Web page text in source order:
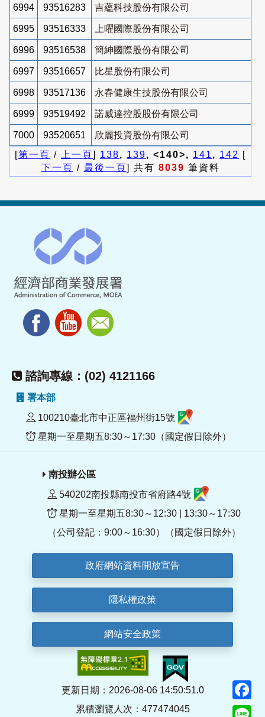
6994 93516283 吉蘊科技股份有限公司
6995 93516333 上曜國際股份有限公司
6996 93516538 簡紳國際股份有限公司
6997 93516657 比星股份有限公司
6998 93517136 永春健康生技股份有限公司
6999 93519492 諾威達控股股份有限公司
7000 93520651
欣麗投資股份有限公司
[第一頁 / 上一頁] 138, 139, <140>, 141 , 142
[
下一頁 / 最後一頁] 共有 8039 筆資料
諮詢專線：(02) 4121166
署本部
100210臺北市中正區福州街15號
星期一至星期五8:30～17:30（國定假日除外）
南投辦公區
540202南投縣南投市省府路4號
星期一至星期五8:30～12:30 | 13:30～17:30
（公司登記：9:00～16:30）（國定假日除外）
政府網站資料開放宣告
隱私權政策
網站安全政策
更新日期：2026-08-06 14:50:51.0
累積瀏覽人次：477474045